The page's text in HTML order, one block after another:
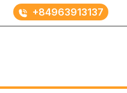
+84963913137